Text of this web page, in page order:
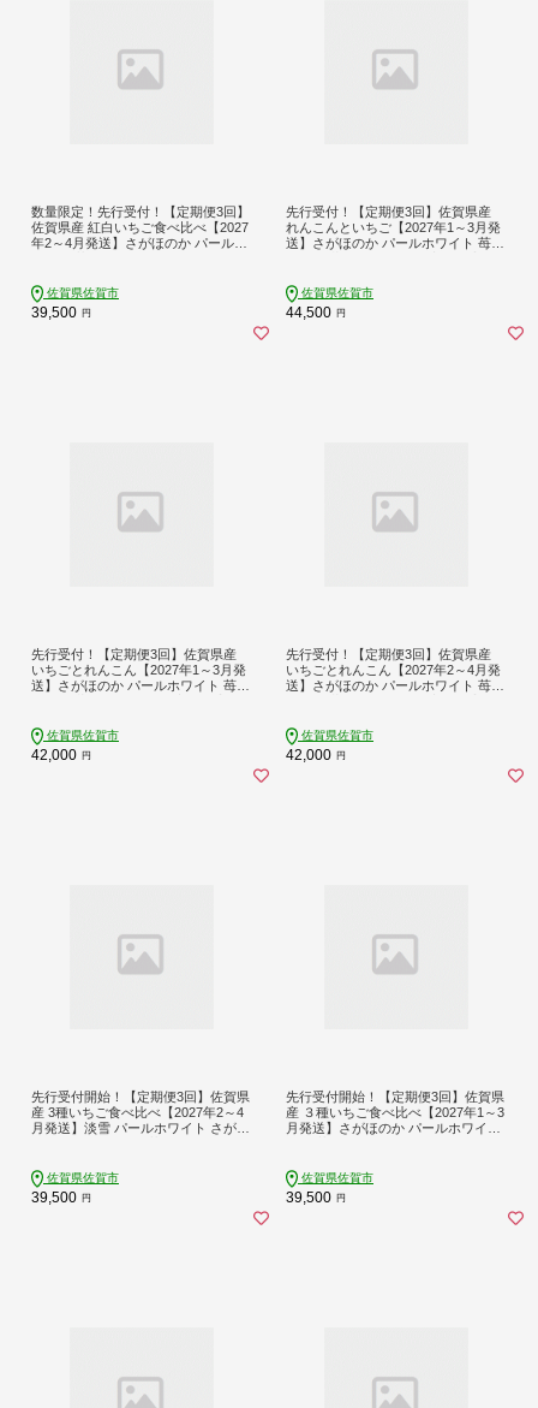
数量限定！先行受付！【定期便3回】
佐賀県産 紅白いちご食べ比べ【2027
年2～4月発送】さがほのか パールホ
佐賀県佐賀市
39,500 円
先行受付！【定期便3回】佐賀県産
れんこんといちご【2027年1～3月発
送】さがほのか パールホワイト 苺
佐賀県佐賀市
44,500 円
先行受付！【定期便3回】佐賀県産
いちごとれんこん【2027年1～3月発
送】さがほのか パールホワイト 苺
佐賀県佐賀市
42,000 円
先行受付！【定期便3回】佐賀県産
いちごとれんこん【2027年2～4月発
送】さがほのか パールホワイト 苺
佐賀県佐賀市
42,000 円
先行受付開始！【定期便3回】佐賀県
産 3種いちご食べ比べ【2027年2～4
月発送】淡雪 パールホワイト さがほ
佐賀県佐賀市
39,500 円
先行受付開始！【定期便3回】佐賀県
産 ３種いちご食べ比べ【2027年1～3
月発送】さがほのか パールホワイト
佐賀県佐賀市
39,500 円